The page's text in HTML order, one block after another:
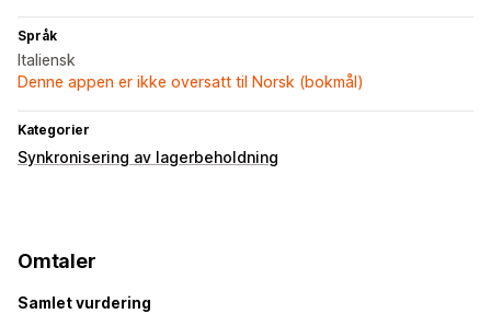
Språk
Italiensk
Denne appen er ikke oversatt til Norsk (bokmål)
Kategorier
Synkronisering av lagerbeholdning
Omtaler
Samlet vurdering